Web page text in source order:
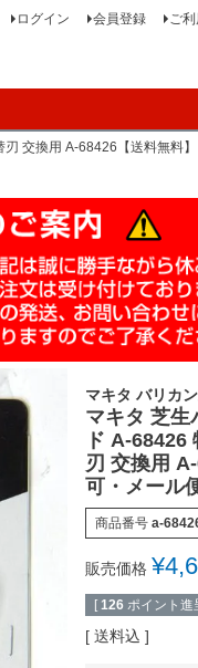
ログイン 会員登録 ご
交換用 A-68426【送料無料】
マキタ バリカ
マキタ 芝生
ド A-68426
刃 交換用
可・メール
商品番号 a-
販売価格 ¥
[ 126 ポイント進
送料込